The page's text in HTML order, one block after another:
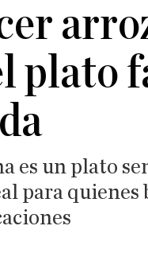
plato
es un plato
para quienes